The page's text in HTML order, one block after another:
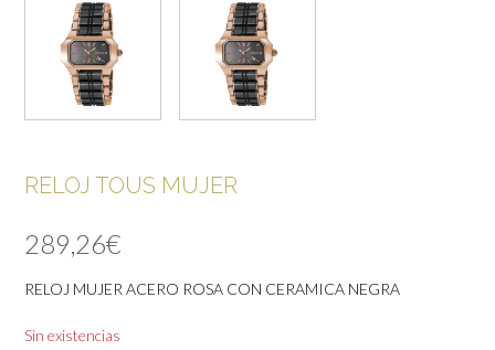
RELOJ TOUS MUJER
289,26€
RELOJ MUJER ACERO ROSA CON CERAMICA NEGRA
Sin existencias